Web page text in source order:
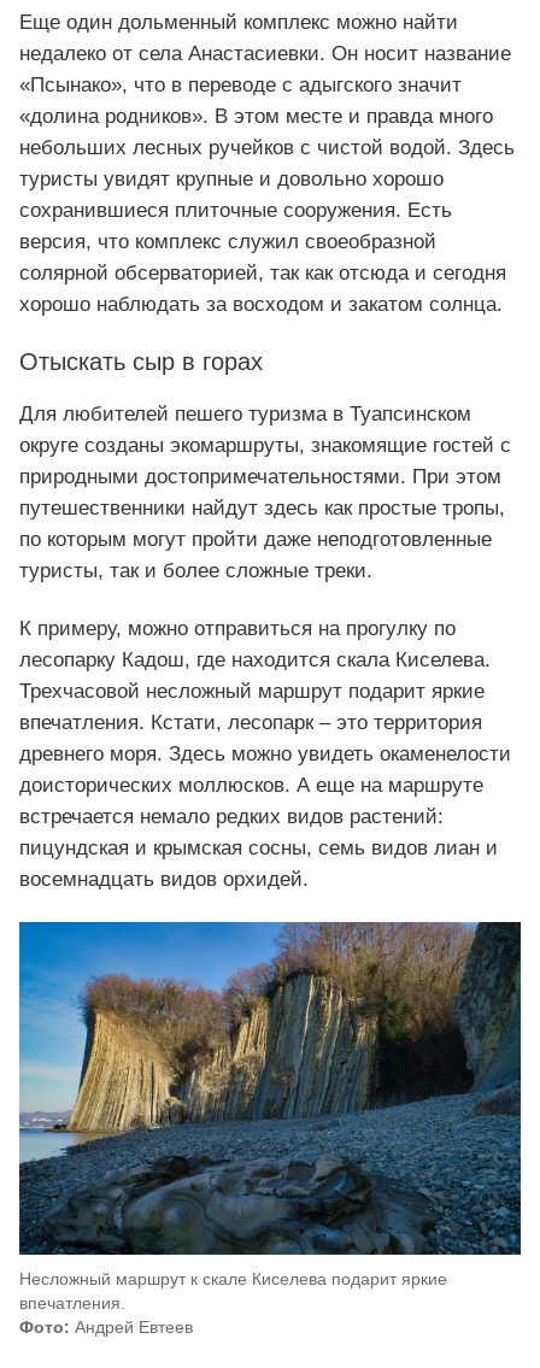
Еще один дольменный комплекс можно найти
недалеко от села Анастасиевки. Он носит название
«Псынако», что в переводе с адыгского значит
«долина родников». В этом месте и правда много
небольших лесных ручейков с чистой водой. Здесь
туристы увидят крупные и довольно хорошо
сохранившиеся плиточные сооружения. Есть
версия, что комплекс служил своеобразной
солярной обсерваторией, так как отсюда и сегодня
хорошо наблюдать за восходом и закатом солнца.
Отыскать сыр в горах
Для любителей пешего туризма в Туапсинском
округе созданы экомаршруты, знакомящие гостей с
природными достопримечательностями. При этом
путешественники найдут здесь как простые тропы,
по которым могут пройти даже неподготовленные
туристы, так и более сложные треки.
К примеру, можно отправиться на прогулку по
лесопарку Кадош, где находится скала Киселева.
Трехчасовой несложный маршрут подарит яркие
впечатления. Кстати, лесопарк – это территория
древнего моря. Здесь можно увидеть окаменелости
доисторических моллюсков. А еще на маршруте
встречается немало редких видов растений:
пицундская и крымская сосны, семь видов лиан и
восемнадцать видов орхидей.
Несложный маршрут к скале Киселева подарит яркие
впечатления.
Фото: Андрей Евтеев